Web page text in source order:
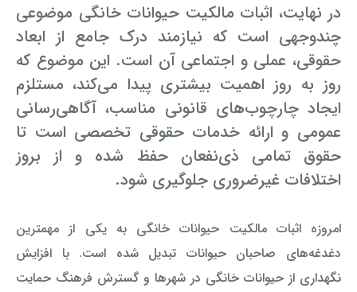
در نهایت، اثبات مالکیت حیوانات خانگی موضوعی
چندوجهی است که نیازمند درک جامع از ابعاد
حقوقی، عملی و اجتماعی آن است. این موضوع که
روز به روز اهمیت بیشتری پیدا می‌کند، مستلزم
ایجاد چارچوب‌های قانونی مناسب، آگاهی‌رسانی
عمومی و ارائه خدمات حقوقی تخصصی است تا
حقوق تمامی ذی‌نفعان حفظ شده و از بروز
اختلافات غیرضروری جلوگیری شود.
امروزه اثبات مالکیت حیوانات خانگی به یکی از مهمترین
دغدغه‌های صاحبان حیوانات تبدیل شده است. با افزایش
نگهداری از حیوانات خانگی در شهرها و گسترش فرهنگ حمایت